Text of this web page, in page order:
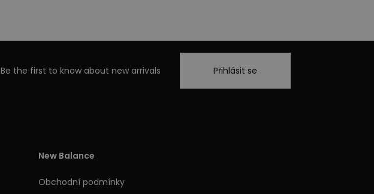
Be the first to know about new arrivals Přihlásit se
New Balance
Obchodní podmínky